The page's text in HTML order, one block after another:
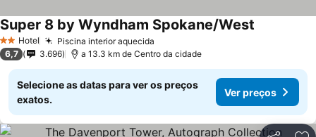
2 Estrelas
Hotel Piscina interior aquecida
Super 8 by Wyndham Spokane/West
6,7 3.696 a 13.3 km de Centro da cidade
Selecione as datas para ver os preços
exatos.
Ver preços